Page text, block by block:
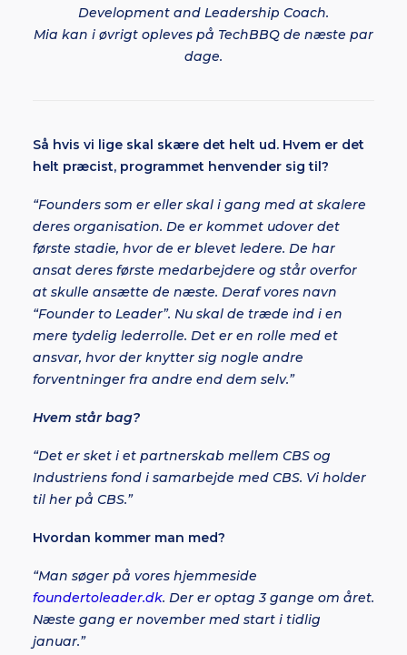
Development and Leadership Coach.
Mia kan i øvrigt opleves på TechBBQ de næste par
dage.
Så hvis vi lige skal skære det helt ud. Hvem er det
helt præcist, programmet henvender sig til?
“Founders som er eller skal i gang med at skalere
deres organisation. De er kommet udover det
første stadie, hvor de er blevet ledere. De har
ansat deres første medarbejdere og står overfor
at skulle ansætte de næste. Deraf vores navn
“Founder to Leader”. Nu skal de træde ind i en
mere tydelig lederrolle. Det er en rolle med et
ansvar, hvor der knytter sig nogle andre
forventninger fra andre end dem selv.”
Hvem står bag?
“Det er sket i et partnerskab mellem CBS og
Industriens fond i samarbejde med CBS. Vi holder
til her på CBS.”
Hvordan kommer man med?
“Man søger på vores hjemmeside
foundertoleader.dk. Der er optag 3 gange om året.
Næste gang er november med start i tidlig
januar.”